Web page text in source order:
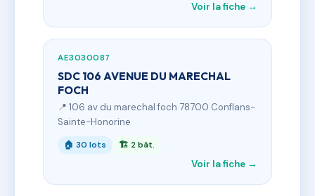
Voir la fiche →
AE3030087
SDC 106 AVENUE DU MARECHAL
FOCH
📍 106 av du marechal foch 78700 Conflans-
Sainte-Honorine
🏠 30 lots 🏗 2 bât.
Voir la fiche →